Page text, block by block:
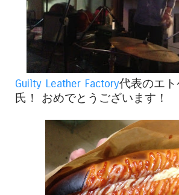
Guilty Leather Factory代表のエ
氏！ おめでとうございます！